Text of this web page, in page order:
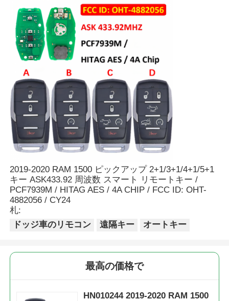
2019-2020 RAM 1500 ピックアップ 2+1/3+1/4+1/5+1
キー ASK433.92 周波数 スマート リモートキー /
PCF7939M / HITAG AES / 4A CHIP / FCC ID: OHT-
4882056 / CY24
札:
ドッジ車のリモコン
遠隔キー オートキー
最高の価格で
HN010244 2019-2020 RAM 1500